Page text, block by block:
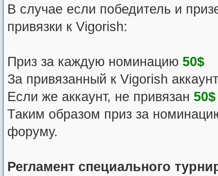
В случае если победитель и
привязки к Vigorish:
Приз за каждую номинацию 50$
За привязанный к Vigorish
Если же аккаунт, не привязан 50$
Таким образом приз за
форуму.
Регламент специального